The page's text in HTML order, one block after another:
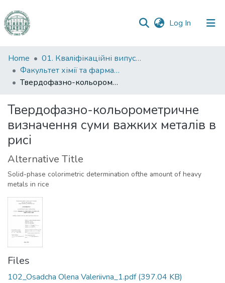
Log In (current)
Communities
&
Collections
Statistics
Home
01. Кваліфікаційні випускні роботи здобувачів вищої освіти
Факультет хімії та фармації
Твердофазно-кольорометричне визначення суми важких металів в рисі
Твердофазно-кольорометричне
визначення суми важких металів в
рисі
Alternative Title
Solid-phase colorimetric determination ofthe amount of heavy
metals in rice
Files
102_Osadcha Olena Valeriivna_1.pdf(397.04 KB)